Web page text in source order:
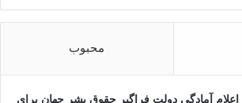
محبوب
اعلام آمادگی دولت فراگیر حقوق بشر جهان برای